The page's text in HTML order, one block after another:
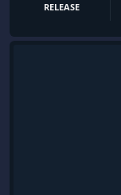
RELEASE